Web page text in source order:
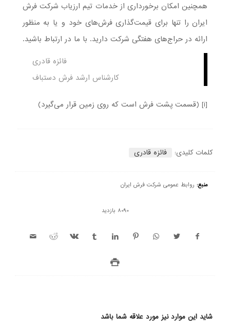
همچنین امکان برخورداری از خدمات تیم ارزیاب شرکت فرش
ایران را تنها برای قیمت‌گذاری فرش‌های خود و یا به منظور
ارائه در حراج‌های هفتگی شرکت دارید. با ما در ارتباط باشید.
فائزه قادری
کارشناس ارشد فرش دستباف
[i] (قسمت پشت فرش است که روی زمین قرار می‌گیرد)
کلمات کلیدی: فائزه قادری
منبع: روابط عمومی شرکت فرش ایران
8090 بازدید
شاید این موارد نیز مورد علاقه شما باشد